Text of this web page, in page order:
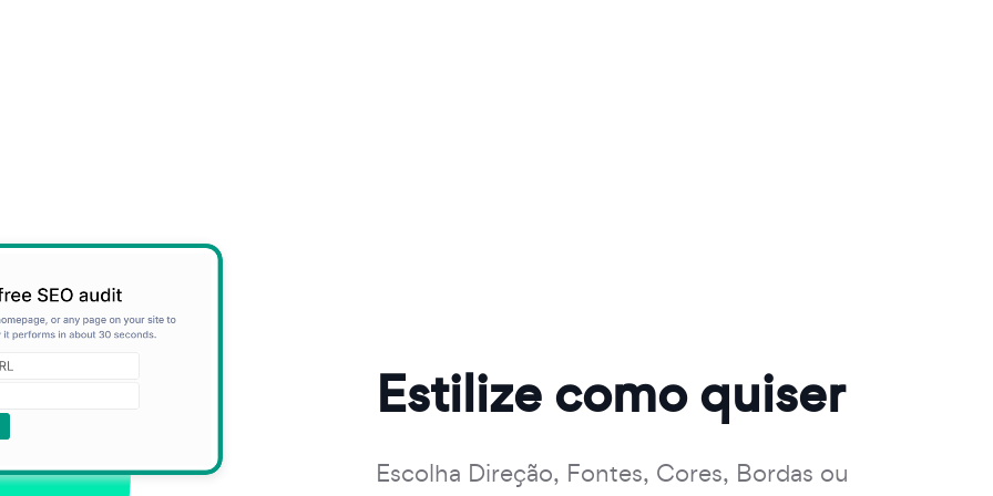
Estilize como quiser
Escolha Direção, Fontes, Cores, Bordas ou